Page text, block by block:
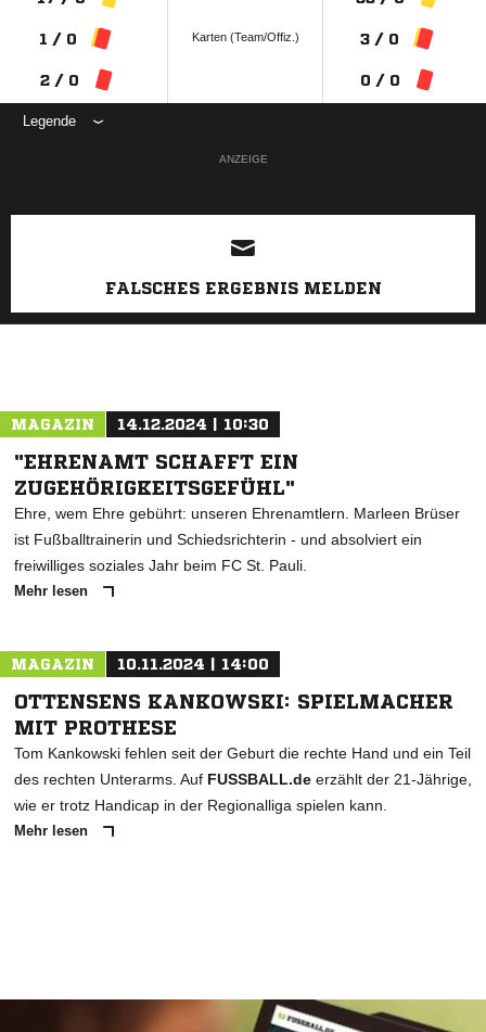
1 / 0
2 / 0
Karten (Team/Offiz.) 3 / 0
0 / 0
Legende
ANZEIGE
FALSCHES ERGEBNIS MELDEN
MAGAZIN 14.12.2024 | 10:30
"EHRENAMT SCHAFFT EIN
ZUGEHÖRIGKEITSGEFÜHL"
Ehre, wem Ehre gebührt: unseren Ehrenamtlern. Marleen Brüser
ist Fußballtrainerin und Schiedsrichterin - und absolviert ein
freiwilliges soziales Jahr beim FC St. Pauli.
Mehr lesen
MAGAZIN 10.11.2024 | 14:00
OTTENSENS KANKOWSKI: SPIELMACHER
MIT PROTHESE
Tom Kankowski fehlen seit der Geburt die rechte Hand und ein Teil
des rechten Unterarms. Auf FUSSBALL.de erzählt der 21-Jährige,
wie er trotz Handicap in der Regionalliga spielen kann.
Mehr lesen